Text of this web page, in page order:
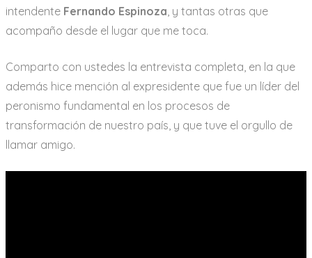
intendente Fernando Espinoza, y tantas otras que
acompaño desde el lugar que me toca.
Comparto con ustedes la entrevista completa, en la que
además hice mención al expresidente que fue un líder del
peronismo fundamental en los procesos de
transformación de nuestro país, y que tuve el orgullo de
llamar amigo.